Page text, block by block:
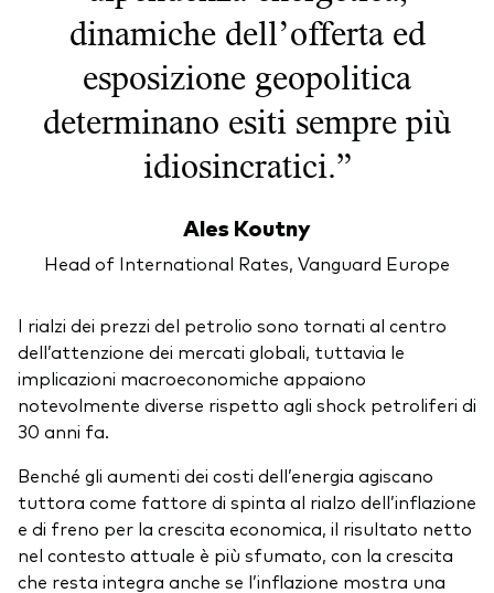
dinamiche dell’offerta ed
esposizione geopolitica
determinano esiti sempre più
idiosincratici.”
Ales Koutny
Head of International Rates, Vanguard Europe
I rialzi dei prezzi del petrolio sono tornati al centro
dell’attenzione dei mercati globali, tuttavia le
implicazioni macroeconomiche appaiono
notevolmente diverse rispetto agli shock petroliferi di
30 anni fa.
Benché gli aumenti dei costi dell’energia agiscano
tuttora come fattore di spinta al rialzo dell’inflazione
e di freno per la crescita economica, il risultato netto
nel contesto attuale è più sfumato, con la crescita
che resta integra anche se l’inflazione mostra una